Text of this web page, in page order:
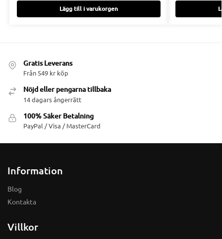
Lägg till i varukorgen
Gratis Leverans
Från 549 kr köp
Nöjd eller pengarna tillbaka
14 dagars ångerrätt
100% Säker Betalning
PayPal / Visa / MasterCard
Information
Blog
Kontakta
Villkor